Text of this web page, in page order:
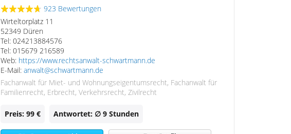
923 Bewertungen
Wirteltorplatz 11
52349 Düren
Tel: 024213884576
Tel: 015679 216589
Web: https://www.rechtsanwalt-schwartmann.de
E-Mail: anwalt@schwartmann.de
Fachanwalt für Miet- und Wohnungseigentumsrecht, Fachanwalt für
Familienrecht, Erbrecht, Verkehrsrecht, Zivilrecht
Preis: 99 € Antwortet: ∅ 9 Stunden